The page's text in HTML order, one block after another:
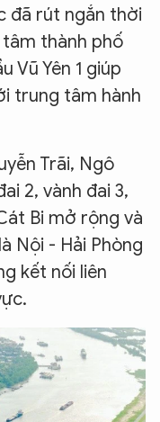
đã rút ngắn thời
thành phố
Vũ Yên 1 giúp
trung tâm hành
Trãi, Ngô
2, vành đai 3,
Bi mở rộng và
Nội - Hải Phòng
kết nối liên